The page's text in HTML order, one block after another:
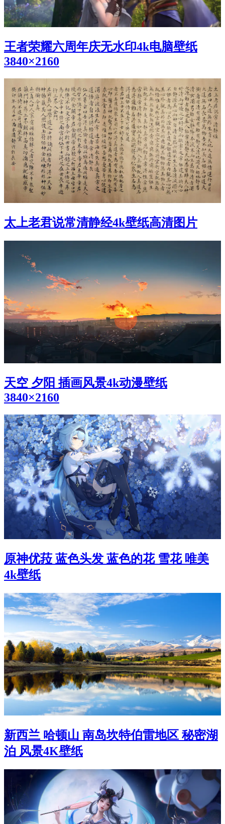
王者荣耀六周年庆无水印4k电脑壁纸
3840×2160
太上老君说常清静经4k壁纸高清图片
天空 夕阳 插画风景4k动漫壁纸
3840×2160
原神优菈 蓝色头发 蓝色的花 雪花 唯美
4k壁纸
新西兰 哈顿山 南岛坎特伯雷地区 秘密湖
泊 风景4K壁纸